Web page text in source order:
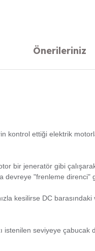
Önerileriniz
kontrol ettiği elektrik
bir jeneratör gibi
devreye "frenleme direnci"
kesilirse DC
istenilen seviyeye